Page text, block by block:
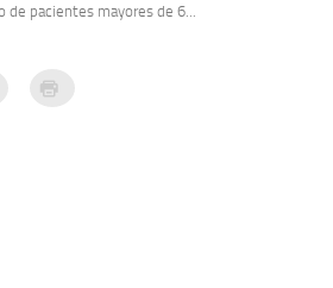
pacientes mayores de 6...